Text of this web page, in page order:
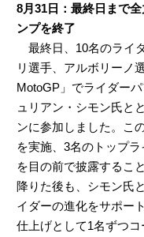
8月31日：最終日まで
ンプを終了
最終日、10名のライ
リ選手、アルボリーノ
MotoGP」でライダー
ュリアン・シモン氏と
ンに参加しました。こ
を実施、3名のトップ
を目の前で披露するこ
降りた後も、シモン氏
イダーの進化をサポー
仕上げとして1名ずつ